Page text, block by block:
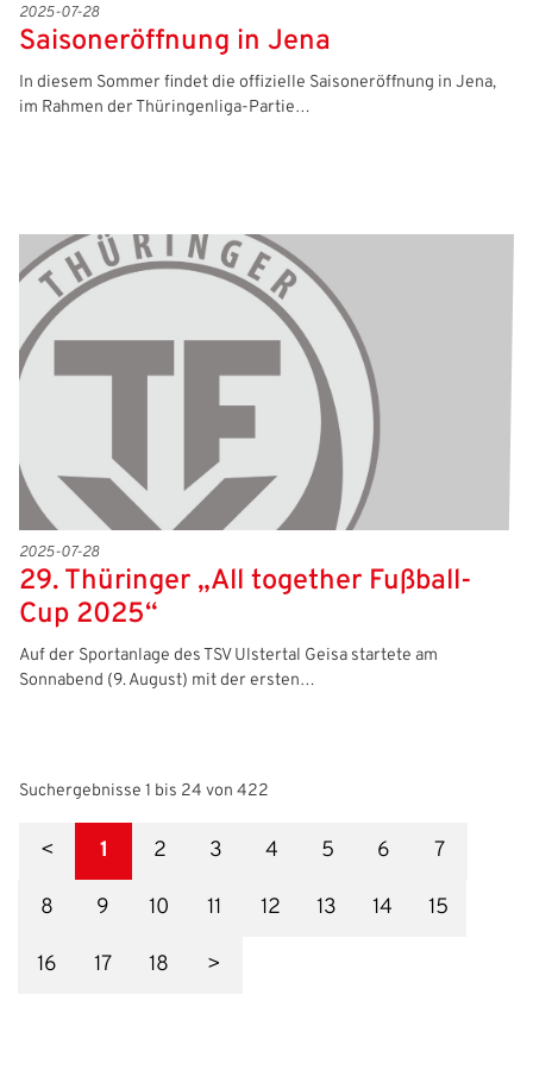
2025-07-28
Saisoneröffnung in Jena
In diesem Sommer findet die offizielle Saisoneröffnung in Jena,
im Rahmen der Thüringenliga-Partie…
2025-07-28
29. Thüringer „All together Fußball-
Cup 2025“
Auf der Sportanlage des TSV Ulstertal Geisa startete am
Sonnabend (9. August) mit der ersten…
Suchergebnisse 1 bis 24 von 422
< 1 2 3 4 5 6 7
8 9 10 11 12 13 14 15
16 17 18 >